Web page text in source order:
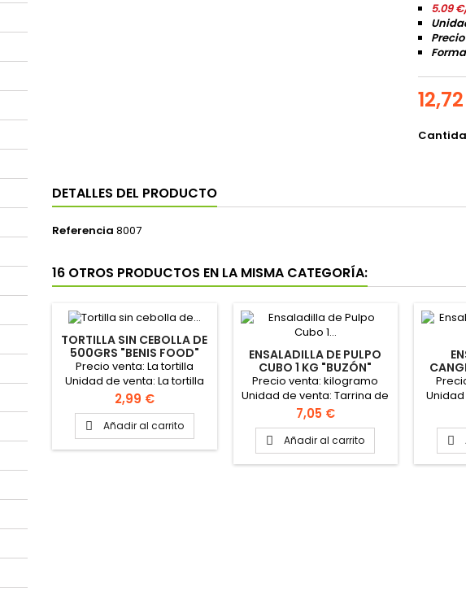
5.09
DETALLES DEL PRODUCTO
Referencia 8007
16 OTROS PRODUCTOS EN LA MISMA CATEGORÍA:
TORTILLA SIN CEBOLLA DE
500GRS "BENIS FOOD"
Precio venta: La tortilla
Unidad de venta: La tortilla
de 500grs
Precio
2,99 €
 Añadir al carrito
ENSALADILLA DE PULPO
CUBO 1 KG "BUZÓN"
Precio venta: kilogramo
Unidad de venta: Tarrina de
Kilogramo
Precio
7,05 €
 Añadir al carrito
tarrinas
